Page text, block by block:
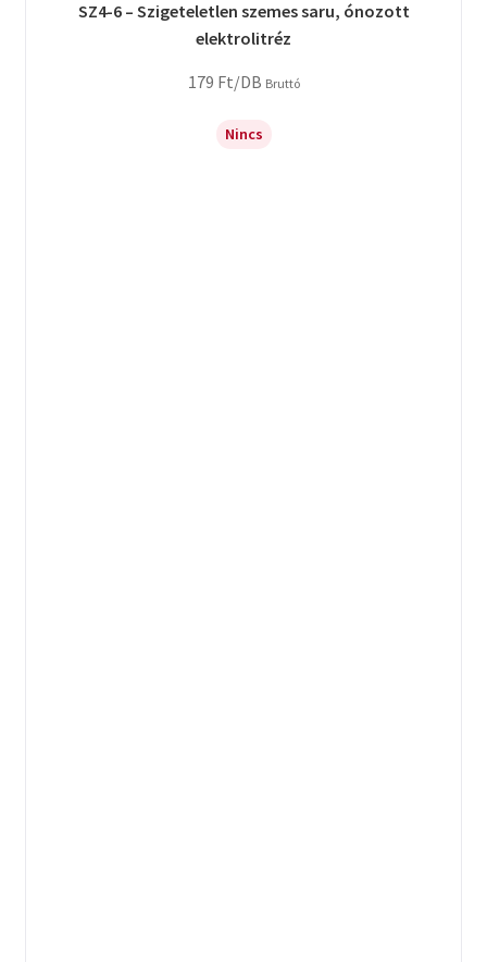
SZ4-6 – Szigeteletlen szemes saru, ónozott
elektrolitréz
179 Ft/DB Bruttó
Nincs